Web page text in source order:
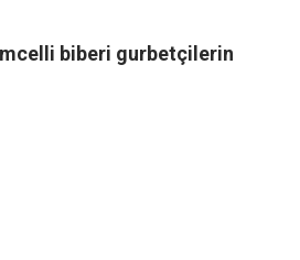
biberi gurbetçilerin